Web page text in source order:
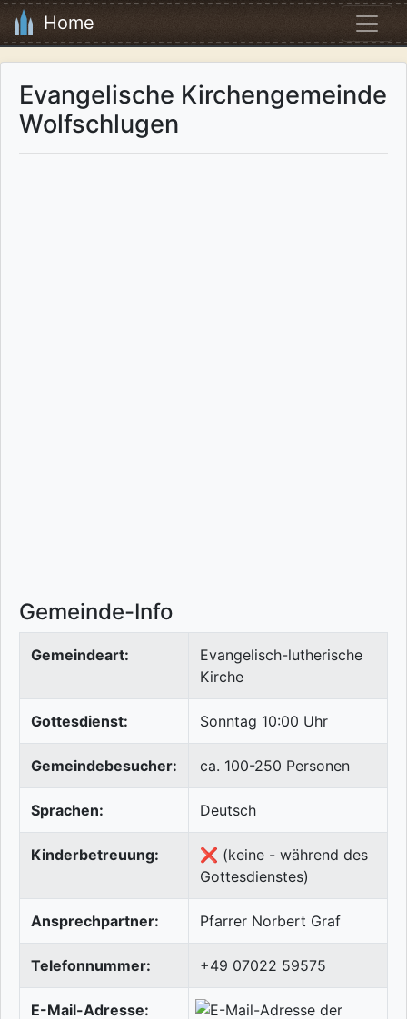
Home
Evangelische Kirchengemeinde
Wolfschlugen
Gemeinde-Info
Gemeindeart:
Evangelisch-lutherische
Kirche
Gottesdienst: Sonntag 10:00 Uhr
Gemeindebesucher: ca. 100-250 Personen
Sprachen: Deutsch
Kinderbetreuung:
❌ (keine - während des
Gottesdienstes)
Ansprechpartner: Pfarrer Norbert Graf
Telefonnummer: +49 07022 59575
E-Mail-Adresse: